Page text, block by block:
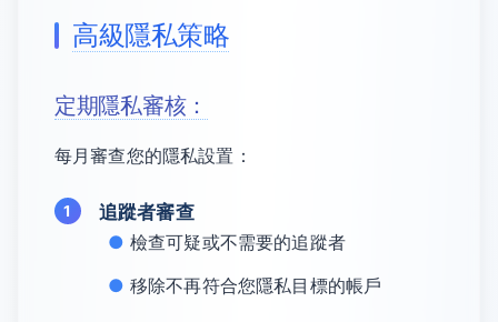
高級隱私策略
定期隱私審核：
每月審查您的隱私設置：
追蹤者審查
檢查可疑或不需要的追蹤者
移除不再符合您隱私目標的帳戶